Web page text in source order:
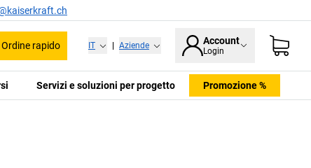
Ordine rapido IT Aziende Account
Login
Servizi e soluzioni per progetto Promozione %